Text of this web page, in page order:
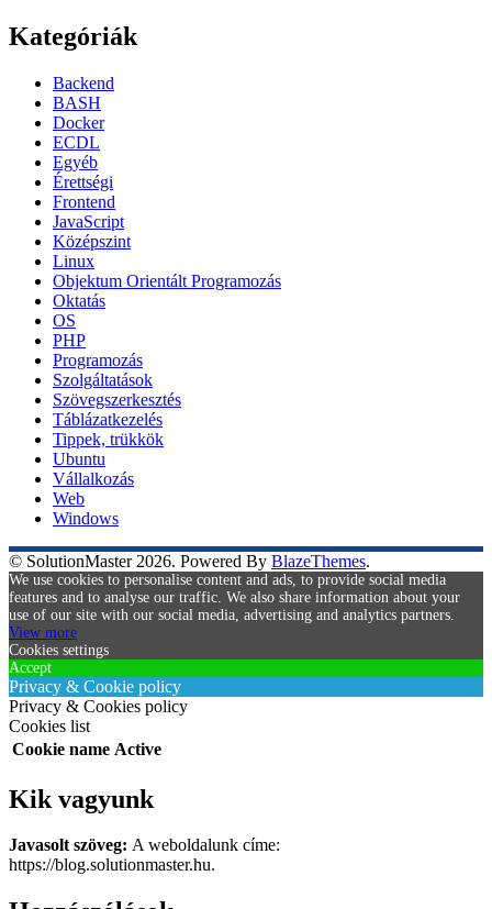
Kategóriák
Backend
BASH
Docker
ECDL
Egyéb
Érettségi
Frontend
JavaScript
Középszint
Linux
Objektum Orientált Programozás
Oktatás
OS
PHP
Programozás
Szolgáltatások
Szövegszerkesztés
Táblázatkezelés
Tippek, trükkök
Ubuntu
Vállalkozás
Web
Windows
© SolutionMaster 2026. Powered By BlazeThemes.
We use cookies to personalise content and ads, to provide social media
features and to analyse our traffic. We also share information about your
use of our site with our social media, advertising and analytics partners.
View more
Cookies settings
Accept
Privacy & Cookie policy
Privacy & Cookies policy
Cookies list
Cookie name Active
Kik vagyunk
Javasolt szöveg: A weboldalunk címe:
https://blog.solutionmaster.hu.